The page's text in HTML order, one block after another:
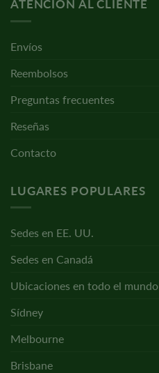
ATENCIÓN AL CLIENTE
Envíos
Reembolsos
Preguntas frecuentes
Reseñas
Contacto
LUGARES POPULARES
Sedes en EE. UU.
Sedes en Canadá
Ubicaciones en todo el mundo
Sídney
Melbourne
Brisbane